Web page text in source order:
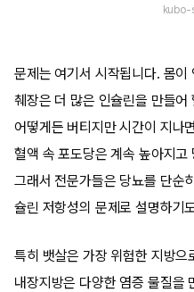
kubo-
문제는 여기서 시작됩니다. 몸
췌장은 더 많은 인슐린을 만들
어떻게든 버티지만 시간이 지나
혈액 속 포도당은 계속 높아지
그래서 전문가들은 당뇨를 단순
슐린 저항성의 문제로 설명하기
특히 뱃살은 가장 위험한 지방
내장지방은 다양한 염증 물질을